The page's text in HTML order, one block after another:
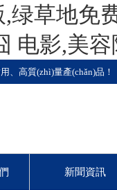
绿草地免
电影,美
、高質(zhì)量產(chǎn)品！
新聞資訊